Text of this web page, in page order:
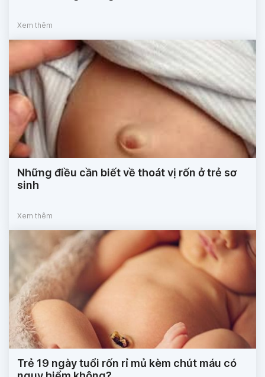
Xem thêm
Những điều cần biết về thoát vị rốn ở trẻ sơ
sinh
Xem thêm
Trẻ 19 ngày tuổi rốn rỉ mủ kèm chút máu có